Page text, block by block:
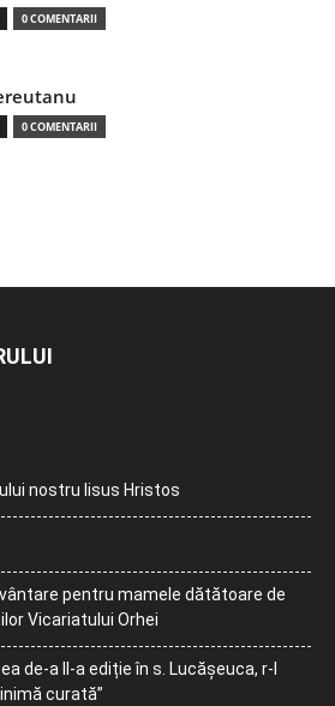
0 COMENTARII
0 COMENTARII
nostru Iisus Hristos
pentru mamele dătătoare de
Vicariatului Orhei
de-a II-a ediție în s. Lucășeuca, r-l
curată”